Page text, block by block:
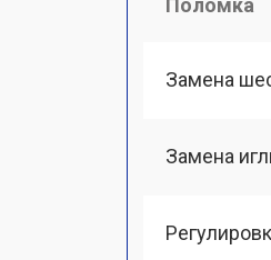
Замена
Замена